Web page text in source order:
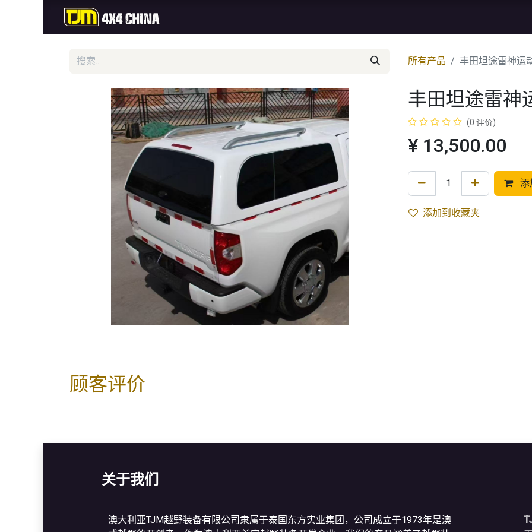
所有产品 丰田坦途雷神运
丰田坦途雷神
(0 评价)
¥ 13,500.00
添
添加到收藏夹
顾客评价
关于我们
澳大利亚TJM越野装备有限公司隶属于泰国东方实业集团，公司成立于1973年是澳